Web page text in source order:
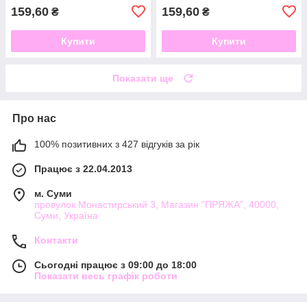
159,60 ₴
Купити
159,60 ₴
Купити
Показати ще
Про нас
100% позитивних з 427 відгуків за рік
Працює з 22.04.2013
м. Суми
провулок Монастирський 3, Магазин "ПРЯЖА", 40000,
Суми, Україна
Контакти
Сьогодні працює з 09:00 до 18:00
Показати весь графік роботи